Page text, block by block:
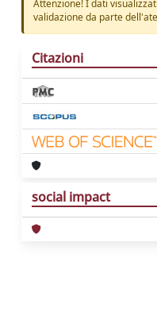
Attenzione! I dati
validazione da parte
Citazioni
social impact